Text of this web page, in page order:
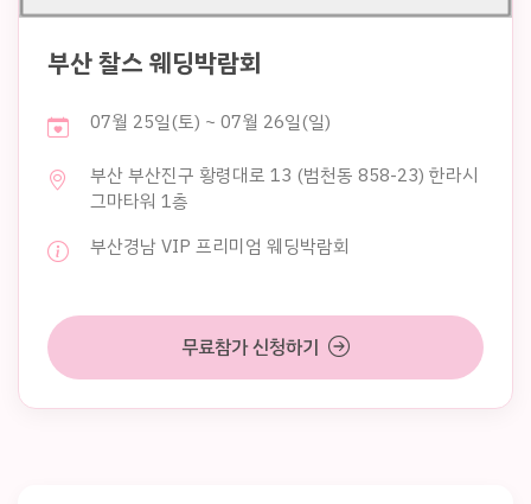
부산 찰스 웨딩박람회
07월 25일(토) ~ 07월 26일(일)
부산 부산진구 황령대로 13 (범천동 858-23) 한라시
그마타워 1층
부산경남 VIP 프리미엄 웨딩박람회
무료참가 신청하기